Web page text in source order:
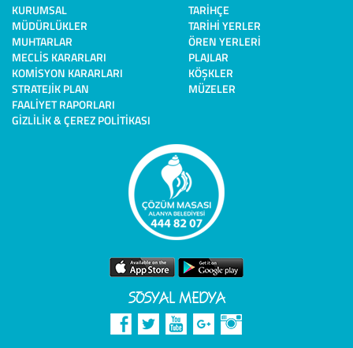
KURUMSAL
MÜDÜRLÜKLER
MUHTARLAR
MECLIS KARARLARI
KOMISYON KARARLARI
STRATEJIK PLAN
FAALIYET RAPORLARI
GIZLILIK & ÇEREZ POLITIKASI
TARIHÇE
TARIHI YERLER
ÖREN YERLERI
PLAJLAR
KÖŞKLER
MÜZELER
SOSYAL MEDYA